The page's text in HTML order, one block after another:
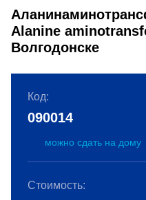
Alanine
Волгодонске
Код:
090014
можно сдать на дому
Стоимость: